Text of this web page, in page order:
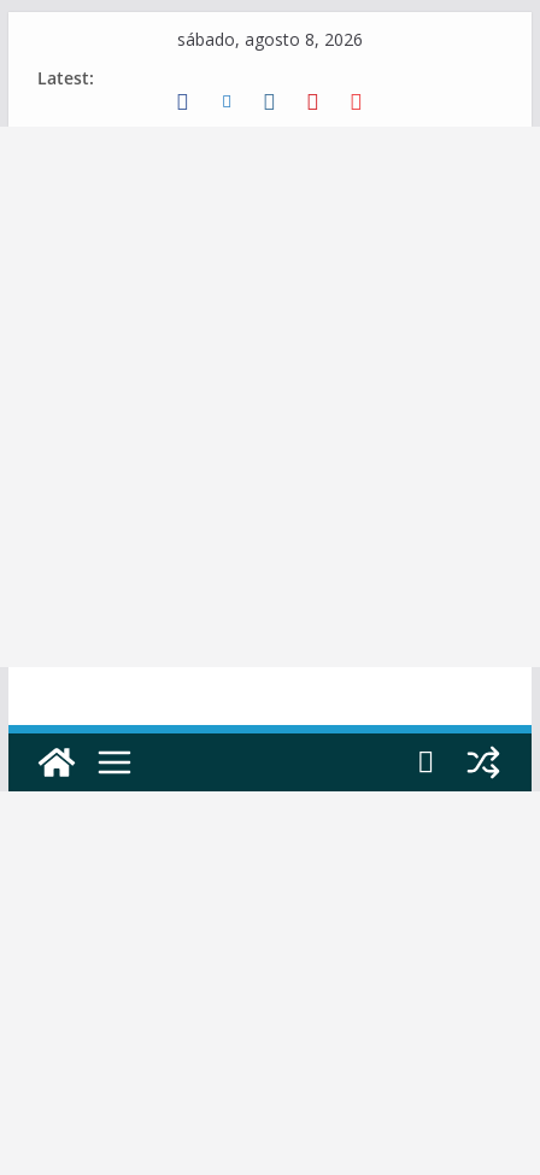
sábado, agosto 8, 2026
Latest: